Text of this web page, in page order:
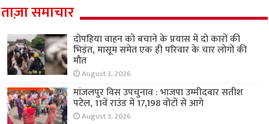
ताज़ा समाचार
दोपहिया वाहन को बचाने के प्रयास में दो कारों की
भिड़ंत, मासूम समेत एक ही परिवार के चार लोगों की
मौत
August 3, 2026
मांजलपुर विस उपचुनाव : भाजपा उम्मीदवार सतीश
पटेल, 11वें राउंड में 17,198 वोटों से आगे
August 3, 2026